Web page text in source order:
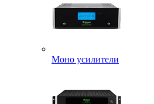
Моно усилители